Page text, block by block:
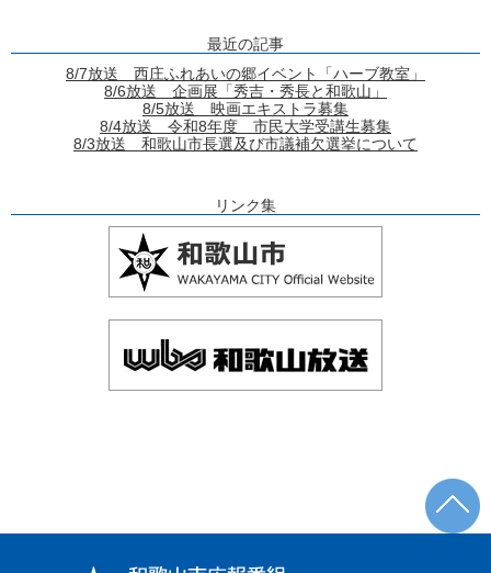
最近の記事
8/7放送 西庄ふれあいの郷イベント「ハーブ教室」
8/6放送 企画展「秀吉・秀長と和歌山」
8/5放送 映画エキストラ募集
8/4放送 令和8年度 市民大学受講生募集
8/3放送 和歌山市長選及び市議補欠選挙について
リンク集